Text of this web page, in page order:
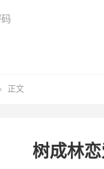
正文
树成林